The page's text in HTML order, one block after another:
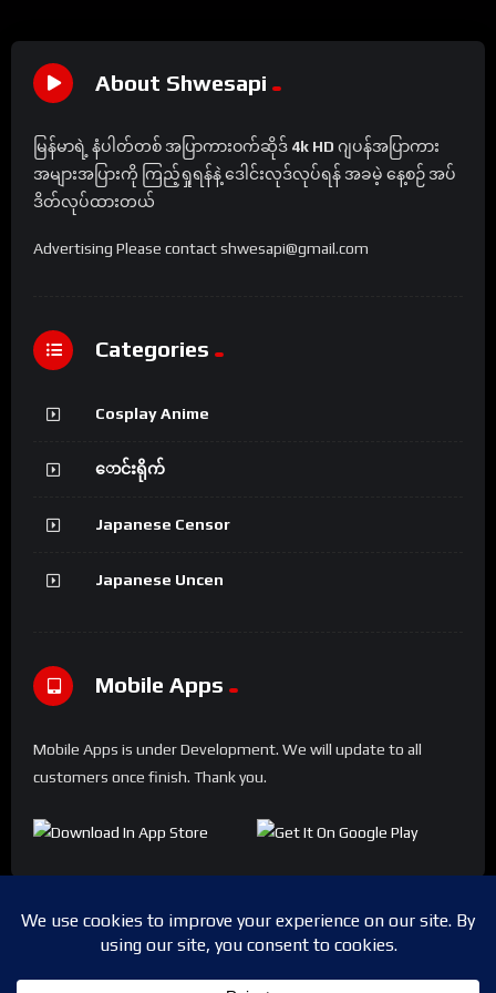
About Shwesapi
မြန်မာရဲ့ နံပါတ်တစ် အပြာကားဝက်ဆိုဒ် 4k HD ဂျပန်အပြာကား
အများအပြားကို ကြည့်ရှုရန်နဲ့ ဒေါင်းလုဒ်လုပ်ရန် အခမဲ့ နေ့စဉ် အပ်
ဒိတ်လုပ်ထားတယ်
Advertising Please contact shwesapi@gmail.com
Categories
Cosplay Anime
ောင်းရိုက်
Japanese Censor
Japanese Uncen
Mobile Apps
Mobile Apps is under Development. We will update to all
customers once finish. Thank you.
Copyright © 2024 Shwesapi